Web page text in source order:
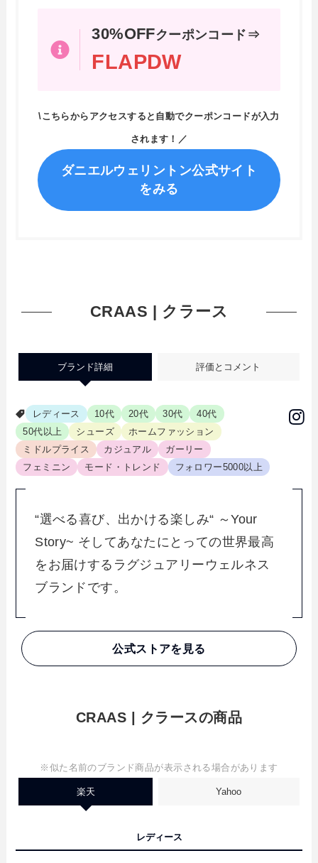
30%OFFクーポンコード⇒
FLAPDW
\こちらからアクセスすると自動でクーポンコードが入力
されます！／
ダニエルウェリントン公式サイト
をみる
CRAAS | クラース
ブランド詳細 評価とコメント
レディース 10代 20代 30代
40代
50代以上
シューズ
ホームファッション
ミドルプライス
カジュアル
ガーリー
フェミニン
モード・トレンド フォロワー5000以上
“選べる喜び、出かける楽しみ“ ～Your
Story~ そしてあなたにとっての世界最高
をお届けするラグジュアリーウェルネス
ブランドです。
公式ストアを見る
CRAAS | クラースの商品
※似た名前のブランド商品が表示される場合があります
楽天 Yahoo
レディース